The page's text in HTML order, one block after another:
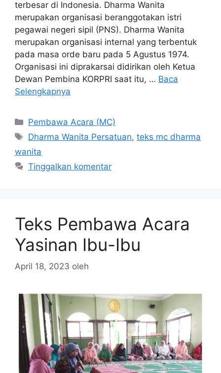
terbesar di Indonesia. Dharma Wanita
merupakan organisasi beranggotakan istri
pegawai negeri sipil (PNS). Dharma Wanita
merupakan organisasi internal yang terbentuk
pada masa orde baru pada 5 Agustus 1974.
Organisasi ini diprakarsai didirikan oleh Ketua
Dewan Pembina KORPRI saat itu, … Baca
Selengkapnya
Kategori
Pembawa Acara (MC)
Tag
Dharma Wanita Persatuan,teks mc dharma
wanita
Tinggalkan komentar
Teks Pembawa Acara
Yasinan Ibu-Ibu
April 18, 2023 oleh